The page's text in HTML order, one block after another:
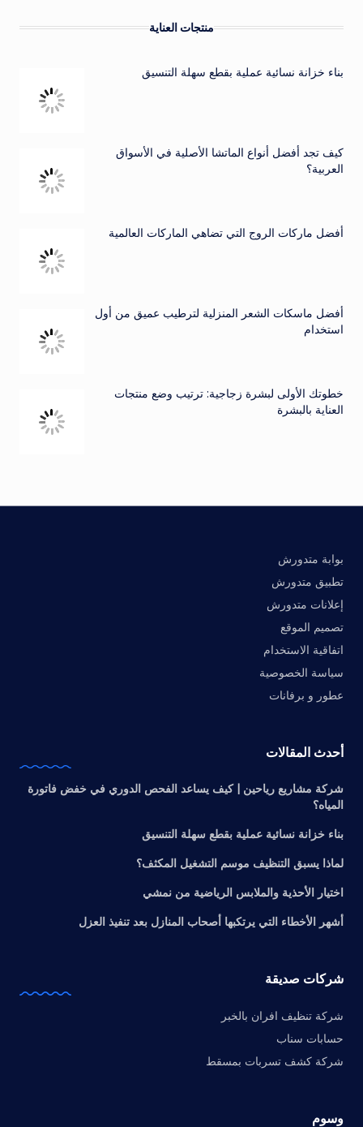
منتجات العناية
بناء خزانة نسائية عملية بقطع سهلة التنسيق
كيف تجد أفضل أنواع الماتشا الأصلية في الأسواق
العربية؟
أفضل ماركات الروج التي تضاهي الماركات العالمية
أفضل ماسكات الشعر المنزلية لترطيب عميق من أول
استخدام
خطوتك الأولى لبشرة زجاجية: ترتيب وضع منتجات
العناية بالبشرة
بوابة متدورش
تطبيق متدورش
إعلانات متدورش
تصميم الموقع
اتفاقية الاستخدام
سياسة الخصوصية
عطور و برفانات
أحدث المقالات
شركة مشاريع رياحين | كيف يساعد الفحص الدوري في خفض فاتورة
المياه؟
بناء خزانة نسائية عملية بقطع سهلة التنسيق
لماذا يسبق التنظيف موسم التشغيل المكثف؟
اختيار الأحذية والملابس الرياضية من نمشي
أشهر الأخطاء التي يرتكبها أصحاب المنازل بعد تنفيذ العزل
شركات صديقة
شركة تنظيف افران بالخبر
حسابات سناب
شركة كشف تسربات بمسقط
وسوم